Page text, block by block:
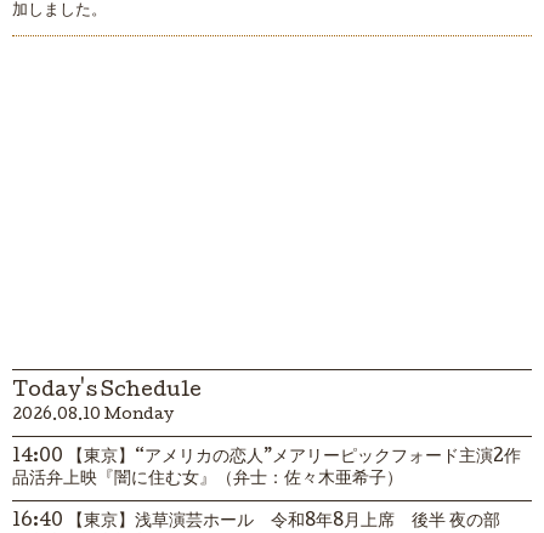
加しました。
Today's Schedule
2026.08.10 Monday
14:00 【東京】“アメリカの恋人”メアリーピックフォード主演2作
品活弁上映『闇に住む女』（弁士：佐々木亜希子）
16:40 【東京】浅草演芸ホール 令和8年8月上席 後半 夜の部